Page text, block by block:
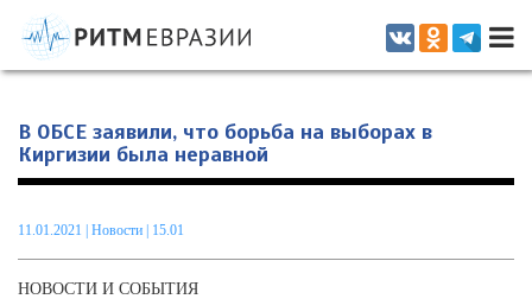
Информационно-аналитическое издание, посвященное актуальным
проблемам интеграции на постсоветском пространстве
В ОБСЕ заявили, что борьба на выборах в
Киргизии была неравной
11.01.2021 Новости | 15.01
НОВОСТИ И СОБЫТИЯ